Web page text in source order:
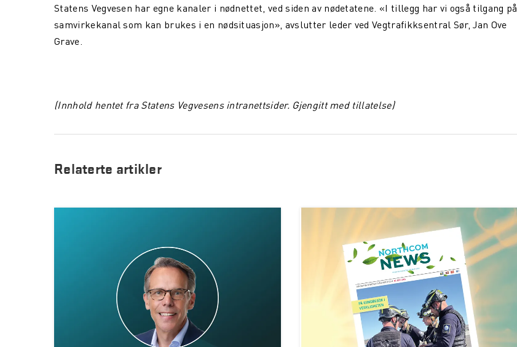
Statens Vegvesen har egne kanaler i nødnettet, ved siden av nødetatene. «I tillegg har vi også tilgang på
samvirkekanal som kan brukes i en nødsituasjon», avslutter leder ved Vegtrafikksentral Sør, Jan Ove
Grave.
(Innhold hentet fra Statens Vegvesens intranettsider. Gjengitt med tillatelse)
Relaterte artikler